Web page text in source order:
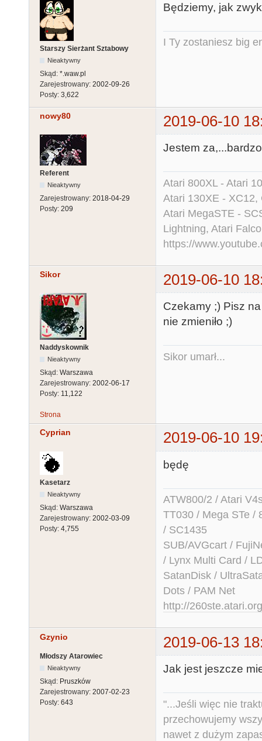
Starszy Sierżant Sztabowy
Nieaktywny
Skąd: *.waw.pl
Zarejestrowany: 2002-09-26
Posty: 3,622
Będziemy, jak
I Ty zostaniesz big
nowy80 2019-06-10
Referent
Nieaktywny
Zarejestrowany: 2018-04-29
Posty: 209
Jestem
Atari 800XL - Atari
Atari 130XE - XC12,
Atari MegaSTE -
Lightning, Atari
https://
Sikor 2019-06-10
Naddyskownik
Nieaktywny
Skąd: Warszawa
Zarejestrowany: 2002-06-17
Posty: 11,122
Czekamy ;) Pisz
nie zmieniło ;)
Sikor umarł...
Strona
Cyprian 2019-06-10
Kasetarz
Nieaktywny
Skąd: Warszawa
Zarejestrowany: 2002-03-09
Posty: 4,755
będę
ATW800/2 / Atari
TT030 / Mega STe /
/ SC1435
SUB/AVGcart /
/ Lynx Multi Card /
SatanDisk /
Dots / PAM Net
http://260ste.atari.org
Gzynio 2019-06-13
Młodszy Atarowiec
Nieaktywny
Skąd: Pruszków
Zarejestrowany: 2007-02-23
Posty: 643
Jak jest jeszcze
"...Jeśli więc nie
przechowujemy
nawet z dużym